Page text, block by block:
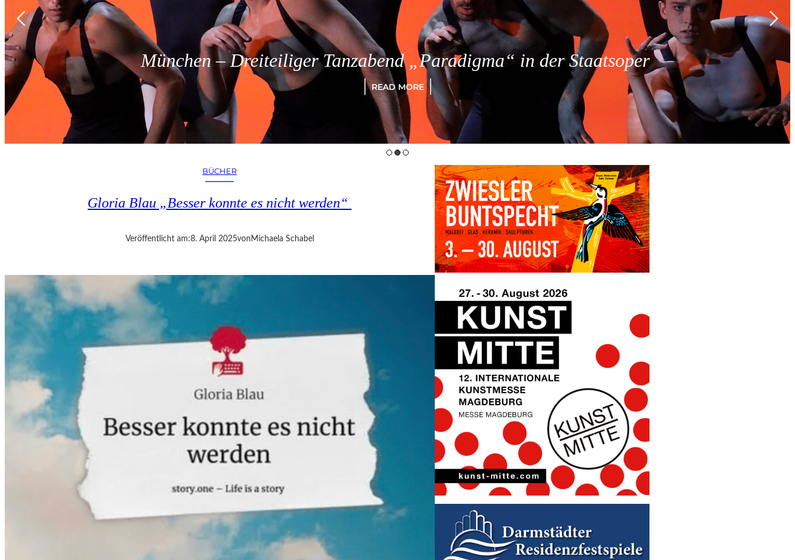
München – Dreiteiliger Tanzabend „Paradigma“ in der Staatsoper
READ MORE
BÜCHER
Gloria Blau „Besser konnte es nicht werden“
Veröffentlicht am:8. April 2025von Michaela Schabel